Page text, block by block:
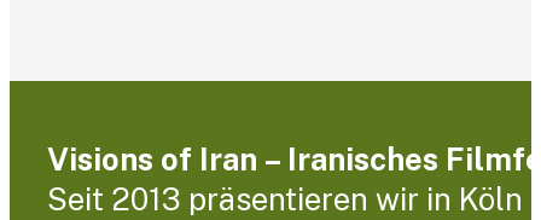
Visions of Iran – Iranisches
Seit 2013 präsentieren wir in Köln